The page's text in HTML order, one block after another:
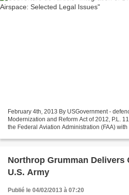
February 4th, 2013 By USGovernment -
Modernization and Reform Act of 2012, P.L.
the Federal Aviation Administration (FAA) with
Northrop Grumman Delivers
U.S. Army
Publié le 04/02/2013 à 07:20